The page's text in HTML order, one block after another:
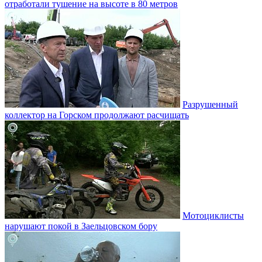
отработали тушение на высоте в 80 метров
Разрушенный
коллектор на Горском продолжают расчищать
Мотоциклисты
нарушают покой в Заельцовском бору